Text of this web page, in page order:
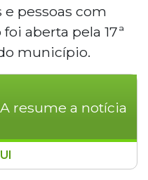
pessoas com
aberta pela 17ª
município.
resume a notícia
são